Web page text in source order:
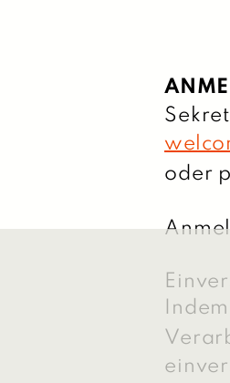
oder